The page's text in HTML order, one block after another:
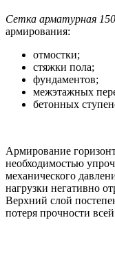
Сетка арматурная
армирования:
отмостки;
стяжки пола;
фундаментов;
межэтажных
бетонных
Армирование
необходимостью
механического
нагрузки негативно
Верхний слой
потеря прочности